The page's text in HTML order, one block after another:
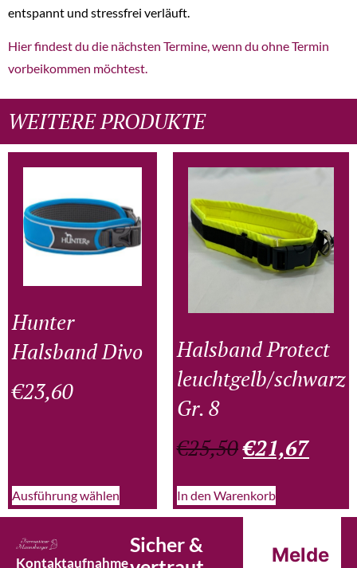
entspannt und stressfrei verläuft.
Hier findest du die nächsten Termine, wenn du ohne Termin
vorbeikommen möchtest.
WEITERE PRODUKTE
Hunter
Halsband Divo
€23,60
Ausführung wählen
Halsband Protect
leuchtgelb/schwarz
Gr. 8
€25,50€21,67
In den Warenkorb
Kontaktaufnahme
Sicher &
Melde